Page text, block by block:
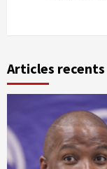
Articles recents